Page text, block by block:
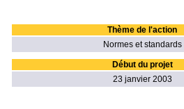
Thème de l'action
Normes et standards
Début du projet
23 janvier 2003